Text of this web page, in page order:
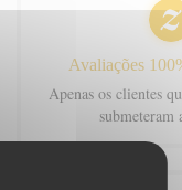
Avaliações
Apenas os clientes
submeteram